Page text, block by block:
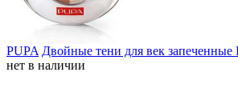
PUPA Двойные тени для век
нет в наличии